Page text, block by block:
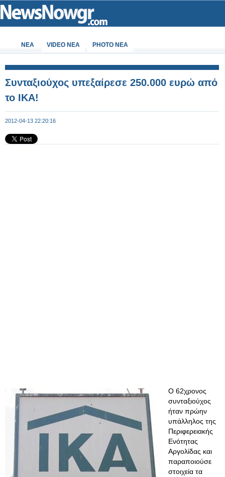
ΝΕΑ VIDEO NEA PHOTO NEA
Συνταξιούχος υπεξαίρεσε 250.000 ευρώ από
το ΙΚΑ!
2012-04-13 22:20:16
Ο 62χρονος
συνταξιούχος
ήταν πρώην
υπάλληλος της
Περιφερειακής
Ενότητας
Αργολίδας και
παραποιούσε
στοιχεία τα